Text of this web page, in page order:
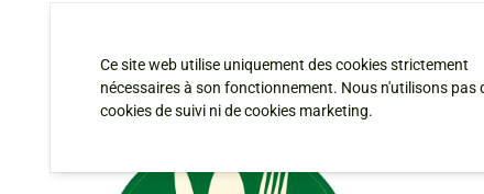
Ce site web utilise uniquement des cookies strictement
nécessaires à son fonctionnement. Nous n'utilisons pas
cookies de suivi ni de cookies marketing.